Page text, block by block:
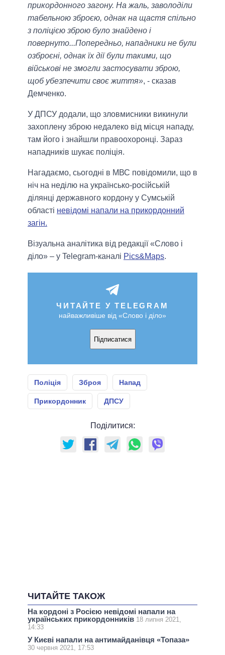
прикордонного загону. На жаль, заволоділи
табельною зброєю, однак на щастя спільно
з поліцією зброю було знайдено і
повернуто...Попередньо, нападники не були
озброєні, однак їх дії були такими, що
військові не змогли застосувати зброю,
щоб убезпечити своє життя», - сказав
Демченко.
У ДПСУ додали, що зловмисники викинули
захоплену зброю недалеко від місця нападу,
там його і знайшли правоохоронці. Зараз
нападників шукає поліція.
Нагадаємо, сьогодні в МВС повідомили, що в
ніч на неділю на українсько-російській
ділянці державного кордону у Сумській
області невідомі напали на прикордонний
загін.
Візуальна аналітика від редакції «Слово і
діло» – у Telegram-каналі Pics&Maps.
ЧИТАЙТЕ У TELEGRAM
найважливіше від «Слово і діло»
Підписатися
Поліція Зброя Напад
Прикордонник ДПСУ
Поділитися:
ЧИТАЙТЕ ТАКОЖ
На кордоні з Росією невідомі напали на
українських прикордонників 18 липня 2021,
14:33
У Києві напали на антимайданівця «Топаза»
30 червня 2021, 17:53